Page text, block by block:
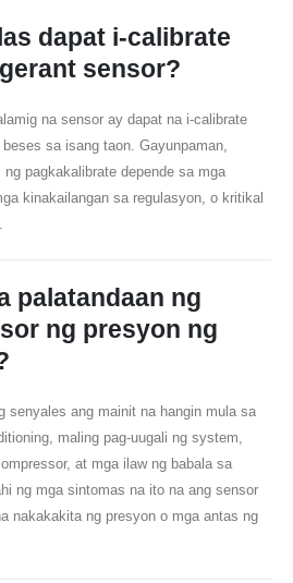
dapat i-calibrate
sensor?
na sensor ay dapat na i-calibrate
sa isang taon. Gayunpaman,
pagkakalibrate depende sa mga
kinakailangan sa regulasyon, o kritikal
palatandaan ng
ng presyon ng
senyales ang mainit na hangin mula sa
maling pag-uugali ng system,
at mga ilaw ng babala sa
ng mga sintomas na ito na ang sensor
nakakakita ng presyon o mga antas ng